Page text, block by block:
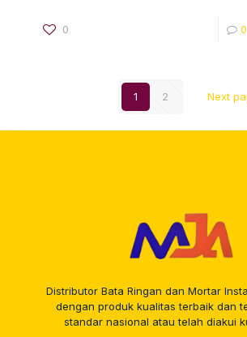
0 0
1 2 Next
Distributor Bata Ringan dan Mortar
dengan produk kualitas terbaik dan
standar nasional atau telah diakui